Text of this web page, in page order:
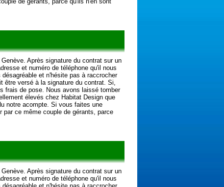
Après signature du contrat sur un
et numéro de téléphone qu'il nous
et n'hésite pas à raccrocher
être versé à la signature du contrat. Si,
frais de pose. Nous avons laissé tomber
élevés chez Habitat Design que
notre acompte. Si vous faites une
ce même couple de gérants, parce
Après signature du contrat sur un
et numéro de téléphone qu'il nous